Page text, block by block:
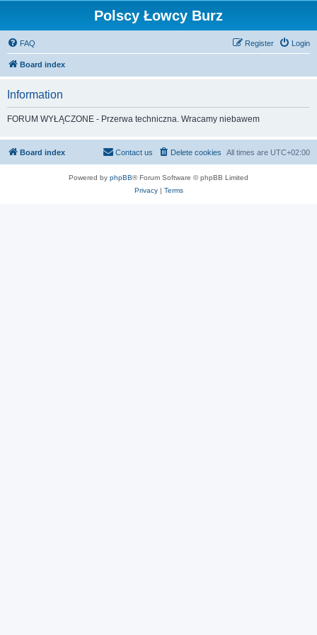
Polscy Łowcy Burz
FAQ Login
Register
Board index
Information
FORUM WYŁĄCZONE - Przerwa techniczna. Wracamy niebawem
Board index All times are UTC+02:00
Delete cookies
Contact us
Powered by phpBB® Forum Software © phpBB Limited
Privacy| Terms